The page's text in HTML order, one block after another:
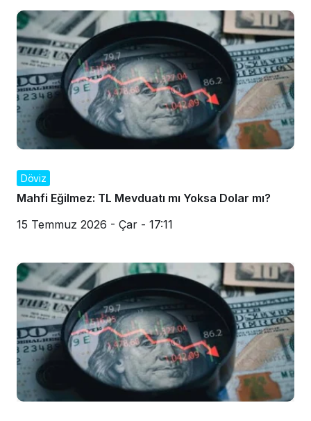
Döviz
Mahfi Eğilmez: TL Mevduatı mı Yoksa Dolar mı?
15 Temmuz 2026 - Çar - 17:11